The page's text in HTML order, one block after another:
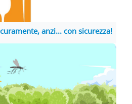
anzi... con sicurezza!